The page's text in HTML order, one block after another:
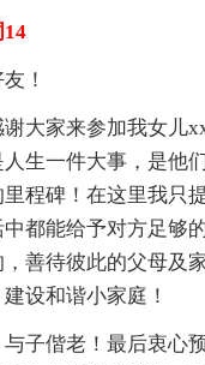
14
！
谢大家来参加我女
生一件大事，是他
程碑！在这里我只
都能给予对方足够
善待彼此的父母及
设和谐小家庭！
子偕老！最后衷心